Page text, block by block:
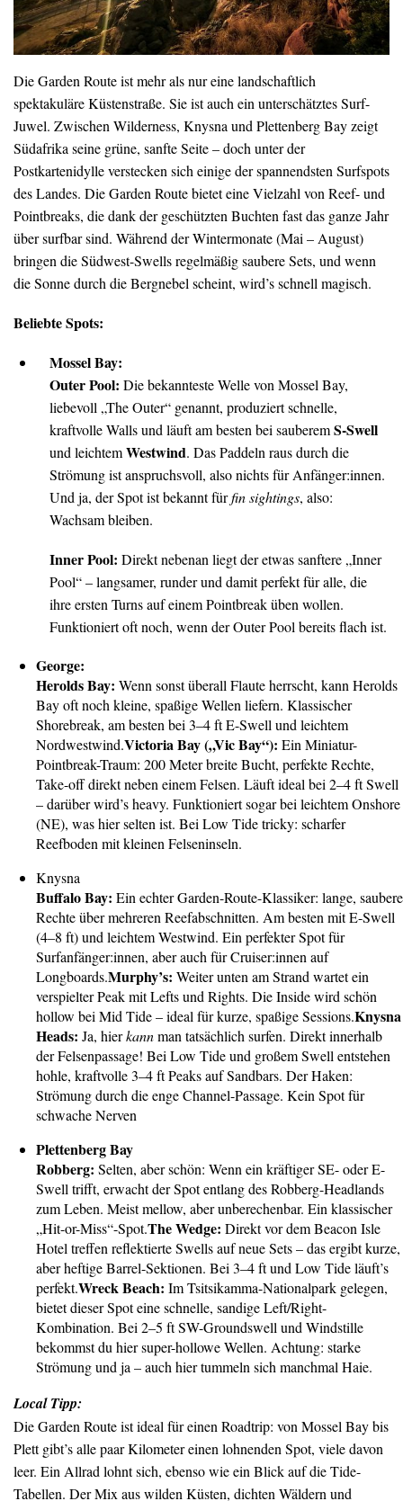
Die Garden Route ist mehr als nur eine landschaftlich
spektakuläre Küstenstraße. Sie ist auch ein unterschätztes Surf-
Juwel. Zwischen Wilderness, Knysna und Plettenberg Bay zeigt
Südafrika seine grüne, sanfte Seite – doch unter der
Postkartenidylle verstecken sich einige der spannendsten Surfspots
des Landes. Die Garden Route bietet eine Vielzahl von Reef- und
Pointbreaks, die dank der geschützten Buchten fast das ganze Jahr
über surfbar sind. Während der Wintermonate (Mai – August)
bringen die Südwest-Swells regelmäßig saubere Sets, und wenn
die Sonne durch die Bergnebel scheint, wird’s schnell magisch.
Beliebte Spots:
Mossel Bay:
Outer Pool: Die bekannteste Welle von Mossel Bay,
liebevoll „The Outer“ genannt, produziert schnelle,
kraftvolle Walls und läuft am besten bei sauberemS-Swell
und leichtemWestwind. Das Paddeln raus durch die
Strömung ist anspruchsvoll, also nichts für Anfänger:innen.
Und ja, der Spot ist bekannt fürfin sightings, also:
Wachsam bleiben.
Inner Pool: Direkt nebenan liegt der etwas sanftere „Inner
Pool“ – langsamer, runder und damit perfekt für alle, die
ihre ersten Turns auf einem Pointbreak üben wollen.
Funktioniert oft noch, wenn der Outer Pool bereits flach ist.
George:
Herolds Bay: Wenn sonst überall Flaute herrscht, kann Herolds
Bay oft noch kleine, spaßige Wellen liefern. Klassischer
Shorebreak, am besten bei 3–4 ft E-Swell und leichtem
Nordwestwind.Victoria Bay („Vic Bay“): Ein Miniatur-
Pointbreak-Traum: 200 Meter breite Bucht, perfekte Rechte,
Take-off direkt neben einem Felsen. Läuft ideal bei 2–4 ft Swell
– darüber wird’s heavy. Funktioniert sogar bei leichtem Onshore
(NE), was hier selten ist. Bei Low Tide tricky: scharfer
Reefboden mit kleinen Felseninseln.
Knysna
Buffalo Bay: Ein echter Garden-Route-Klassiker: lange, saubere
Rechte über mehreren Reefabschnitten. Am besten mit E-Swell
(4–8 ft) und leichtem Westwind. Ein perfekter Spot für
Surfanfänger:innen, aber auch für Cruiser:innen auf
Longboards.Murphy’s: Weiter unten am Strand wartet ein
verspielter Peak mit Lefts und Rights. Die Inside wird schön
hollow bei Mid Tide – ideal für kurze, spaßige Sessions.Knysna
Heads: Ja, hierkannman tatsächlich surfen. Direkt innerhalb
der Felsenpassage! Bei Low Tide und großem Swell entstehen
hohle, kraftvolle 3–4 ft Peaks auf Sandbars. Der Haken:
Strömung durch die enge Channel-Passage. Kein Spot für
schwache Nerven
Plettenberg Bay
Robberg: Selten, aber schön: Wenn ein kräftiger SE- oder E-
Swell trifft, erwacht der Spot entlang des Robberg-Headlands
zum Leben. Meist mellow, aber unberechenbar. Ein klassischer
„Hit-or-Miss“-Spot.The Wedge: Direkt vor dem Beacon Isle
Hotel treffen reflektierte Swells auf neue Sets – das ergibt kurze,
aber heftige Barrel-Sektionen. Bei 3–4 ft und Low Tide läuft’s
perfekt.Wreck Beach: Im Tsitsikamma-Nationalpark gelegen,
bietet dieser Spot eine schnelle, sandige Left/Right-
Kombination. Bei 2–5 ft SW-Groundswell und Windstille
bekommst du hier super-hollowe Wellen. Achtung: starke
Strömung und ja – auch hier tummeln sich manchmal Haie.
Local Tipp:
Die Garden Route ist ideal für einen Roadtrip: von Mossel Bay bis
Plett gibt’s alle paar Kilometer einen lohnenden Spot, viele davon
leer. Ein Allrad lohnt sich, ebenso wie ein Blick auf die Tide-
Tabellen. Der Mix aus wilden Küsten, dichten Wäldern und